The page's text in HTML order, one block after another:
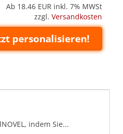
Ab 18.46 EUR inkl. 7% MWSt
zzgl. Versandkosten
personalisieren!
indem Sie...